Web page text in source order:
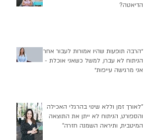
הדיאטה?
״הרבה תופעות שהיו אמורות לעבור אחרי
הניתוח לא עברו, למשל כשאני אוכלת -
אני מרגישה עייפות״
"לאורך זמן וללא שינוי בהרגלי האכילה
והספורט, הניתוח לא ייתן את התוצאה
המיטבית, ותיראה השמנה חזרה"